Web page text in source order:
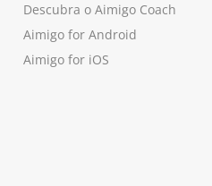
Descubra o Aimigo Coach
Aimigo for Android
Aimigo for iOS